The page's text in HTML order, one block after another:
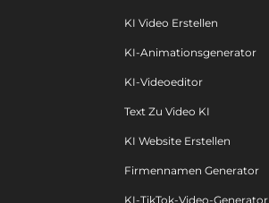
KI Video Erstellen
KI-Animationsgenerator
KI-Videoeditor
Text Zu Video KI
KI Website Erstellen
Firmennamen Generator
KI-TikTok-Video-Generator